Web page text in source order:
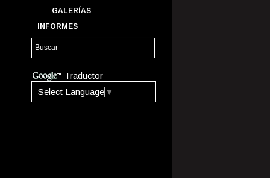
GALERÍAS
INFORMES
Traductor
Select Language ▼